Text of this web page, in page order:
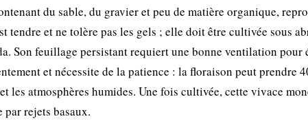
du sable, du gravier et peu de matière organique,
tendre et ne tolère pas les gels ; elle doit être cultivée sous
Son feuillage persistant requiert une bonne ventilation pour
et nécessite de la patience : la floraison peut prendre
les atmosphères humides. Une fois cultivée, cette vivace
rejets basaux.